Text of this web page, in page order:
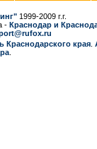
1999-2009 г.г.
- Краснодар и
Краснодарcкого края